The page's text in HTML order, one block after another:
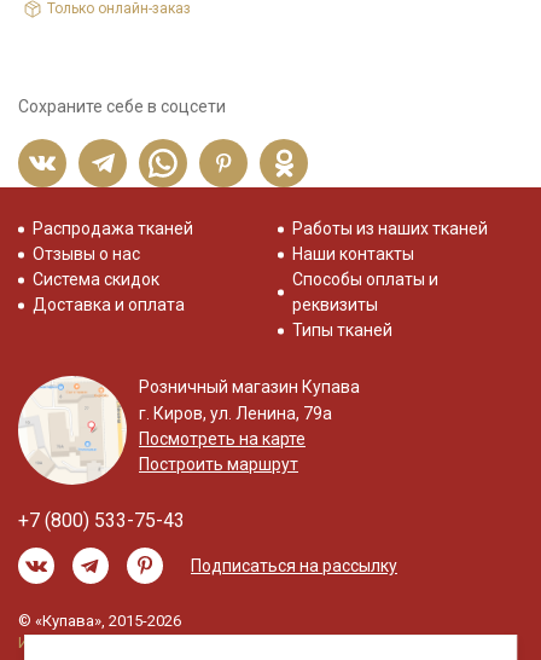
Только онлайн-заказ
Сохраните себе в соцсети
Распродажа тканей
Отзывы о нас
Система скидок
Доставка и оплата
Работы из наших тканей
Наши контакты
Способы оплаты и
реквизиты
Типы тканей
Розничный магазин Купава
г. Киров, ул. Ленина, 79а
Посмотреть на карте
Построить маршрут
+7 (800) 533-75-43
Подписаться на рассылку
© «Купава», 2015-2026
Информация на сайте не является публичной